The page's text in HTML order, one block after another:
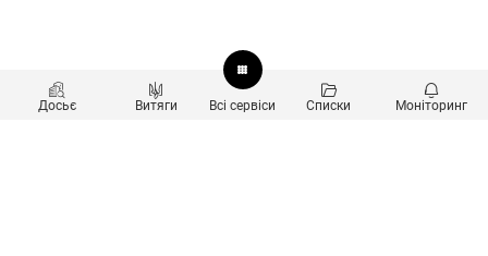
Досьє Витяги Всі сервіси Списки Моніторинг